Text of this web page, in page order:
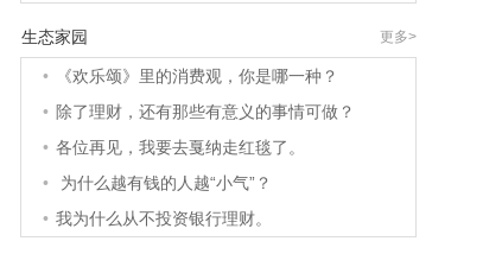
•
美柚38号于2720天前,以1500.00元单价成交
美柚10号于2720天前,以2000.00元单价成交
美柚8号于2722天前,以1490.00元单价成交
美柚5号于2725天前,以1498.00元单价成交
美柚5号于2727天前,以1465.00元单价成交
美柚9号于2727天前,以1910.00元单价成交
生态家园 更多>
•
《欢乐颂》里的消费观，你是哪一种？
• 除了理财，还有那些有意义的事情可做？
• 各位再见，我要去戛纳走红毯了。
•
为什么越有钱的人越“小气”？
• 我为什么从不投资银行理财。